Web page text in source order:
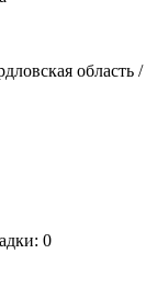
область /
0